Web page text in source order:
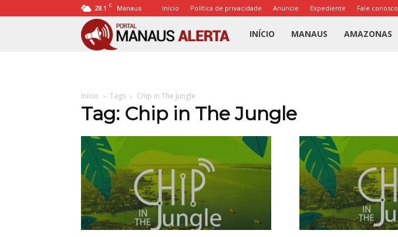
28.1 C Manaus Início Política de privacidade Anuncie Expediente Fale conosco
Portal
Alerta
INÍCIO MANAUS AMAZONAS
Início Tags Chip in The Jungle
Tag: Chip in The Jungle